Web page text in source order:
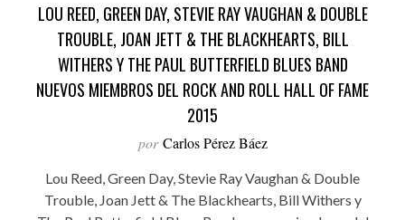
LOU REED, GREEN DAY, STEVIE RAY VAUGHAN & DOUBLE
TROUBLE, JOAN JETT & THE BLACKHEARTS, BILL
WITHERS Y THE PAUL BUTTERFIELD BLUES BAND
NUEVOS MIEMBROS DEL ROCK AND ROLL HALL OF FAME
2015
por Carlos Pérez Báez
Lou Reed, Green Day, Stevie Ray Vaughan & Double
Trouble, Joan Jett & The Blackhearts, Bill Withers y